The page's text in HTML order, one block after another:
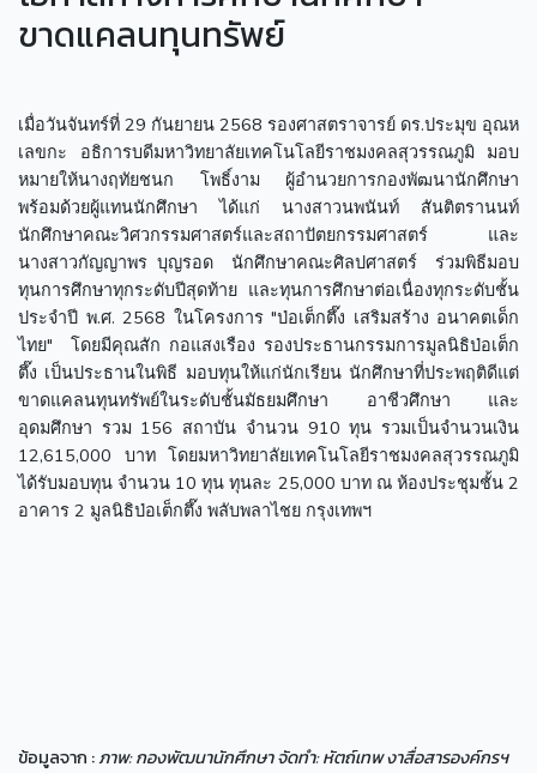
ขาดแคลนทุนทรัพย์
เมื่อวันจันทร์ที่ 29 กันยายน 2568 รองศาสตราจารย์ ดร.ประมุข อุณห
เลขกะ อธิการบดีมหาวิทยาลัยเทคโนโลยีราชมงคลสุวรรณภูมิ มอบ
หมายให้นางฤทัยชนก โพธิ์งาม ผู้อำนวยการกองพัฒนานักศึกษา
พร้อมด้วยผู้แทนนักศึกษา ได้แก่ นางสาวนพนันท์ สันติตรานนท์
นักศึกษาคณะวิศวกรรมศาสตร์และสถาปัตยกรรมศาสตร์ และ
นางสาวกัญญาพร บุญรอด นักศึกษาคณะศิลปศาสตร์ ร่วมพิธีมอบ
ทุนการศึกษาทุกระดับปีสุดท้าย และทุนการศึกษาต่อเนื่องทุกระดับชั้น
ประจำปี พ.ศ. 2568 ในโครงการ "ป่อเต็กตึ๊ง เสริมสร้าง อนาคตเด็ก
ไทย" โดยมีคุณสัก กอแสงเรือง รองประธานกรรมการมูลนิธิป่อเต็ก
ตึ๊ง เป็นประธานในพิธี มอบทุนให้แก่นักเรียน นักศึกษาที่ประพฤติดีแต่
ขาดแคลนทุนทรัพย์ในระดับชั้นมัธยมศึกษา อาชีวศึกษา และ
อุดมศึกษา รวม 156 สถาบัน จำนวน 910 ทุน รวมเป็นจำนวนเงิน
12,615,000 บาท โดยมหาวิทยาลัยเทคโนโลยีราชมงคลสุวรรณภูมิ
ได้รับมอบทุน จำนวน 10 ทุน ทุนละ 25,000 บาท ณ ห้องประชุมชั้น 2
อาคาร 2 มูลนิธิป่อเต็กตึ๊ง พลับพลาไชย กรุงเทพฯ
ข้อมูลจาก :ภาพ: กองพัฒนานักศึกษา จัดทำ: หัตถ์เทพ งาสื่อสารองค์กรฯ